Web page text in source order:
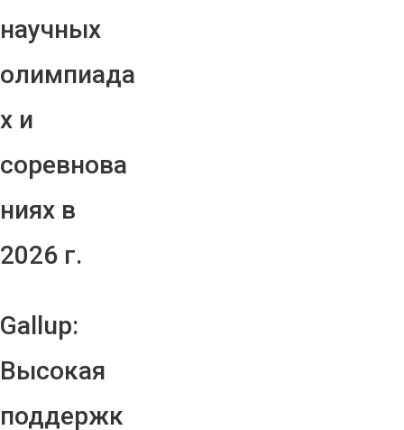
научных
олимпиада
х и
соревнова
ниях в
2026 г.
Gallup:
Высокая
поддержк